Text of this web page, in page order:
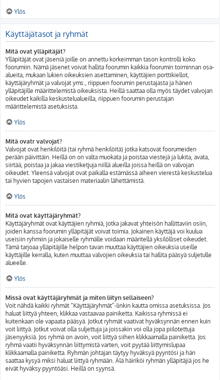
Ylös
Käyttäjätasot ja ryhmät
Mitä ovat ylläpitäjät?
Ylläpitäjät ovat jäseniä joille on annettu korkeimman tason kontrolli koko
foorumiin. Nämä jäsenet voivat hallita foorumin kaikkia foorumin toiminnan osa-
alueita, mukaan lukien oikeuksien asettaminen, käyttäjien porttikiellot,
käyttäjäryhmät ja valvojat yms., riippuen foorumin perustajasta ja hänen
ylläpitäjille määrittelemistä oikeuksista. Heillä saattaa olla myös täydet valvojan
oikeudet kaikilla keskustelualueilla, riippuen foorumin perustajan
määrittelemistä asetuksista.
Ylös
Mitä ovatr valvojat?
Valvojat ovat henkilöitä (tai ryhmä henkilöitä) jotka katsovat foorumeiden
perään päivittäin. Heillä on on valta muokata ja poistaa viestejä ja lukita, avata,
siirtää, poistaa ja jakaa viestiketjuja niillä alueilla joissa heillä on valvojan
oikeudet. Yleensä valvojat ovat paikalla estämässä aiheen vierestä keskustelua
tai hyvien tapojen vastaisen materiaalin lähettämistä.
Ylös
Mitä ovat käyttäjäryhmät?
Käyttäjäryhmät ovat käyttäjien ryhmiä, jotka jakavat yhteisön hallittaviin osiin,
joiden kanssa foorumin ylläpitäjät voivat toimia. Jokainen käyttäjä voi kuulua
useisiin ryhmiin ja jokaiselle ryhmälle voidaan määritellä yksilölliset oikeudet.
Tämä tarjoaa ylläpitäjille helpon tavan muuttaa käyttäjien oikeuksia useille
käyttäjille kerralla, kuten muuttaa valvojien oikeuksia tai hallita pääsyä suljetulle
alueelle.
Ylös
Missä ovat käyttäjäryhmät ja miten liityn sellaiseen?
Voit nähdä kaikki ryhmät “Käyttäjäryhmät”-linkin kautta omissa asetuksissa. Jos
haluat liittyä yhteen, klikkaa vastaavaa painiketta. Kaikissa ryhmissä ei
kuitenkaan ole vapaata pääsyä. Jotkut ryhmät vaativat hyväksynnän ennen kuin
voit liittyä. Jotkut voivat olla suljettuja ja joissakin voi olla jopa piilotettuja
jäsenyyksiä. Jos ryhmä on avoin, voit liittyä siihen klikkaamalla painiketta. Jos
ryhmä vaatii hyväksynnän liittymistä varten, voit pyytää liittymislupaa
klikkaamalla painiketta. Ryhmän johtajan täytyy hyväksyä pyyntösi ja hän
saattaa kysyä miksi haluat liittyä ryhmään. Älä häiriköi ryhmän ylläpitäjiä jos he
eivät hyväksy pyyntöäsi. Heillä on syynsä.